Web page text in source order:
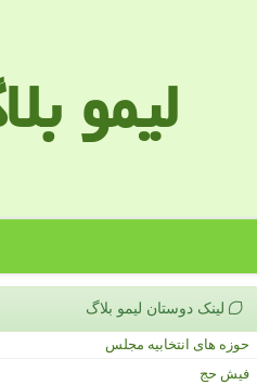
لیمو
لینک دوستان لیمو بلاگ
حوزه های انتخابیه مجلس
فیش حج